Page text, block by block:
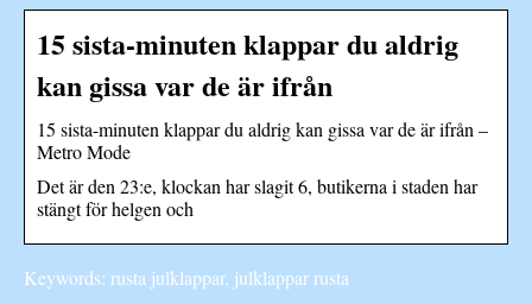
15 sista-minuten klappar du aldrig
kan gissa var de är ifrån
15 sista-minuten klappar du aldrig kan gissa var de är ifrån –
Metro Mode
Det är den 23:e, klockan har slagit 6, butikerna i staden har
stängt för helgen och
Keywords: rusta julklappar, julklappar rusta